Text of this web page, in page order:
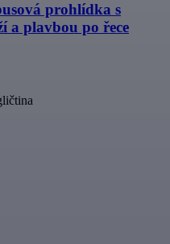
prohlídka s
a plavbou po řece